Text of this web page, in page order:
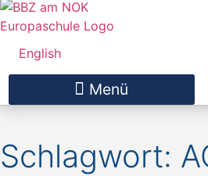
English
Schlagwort: